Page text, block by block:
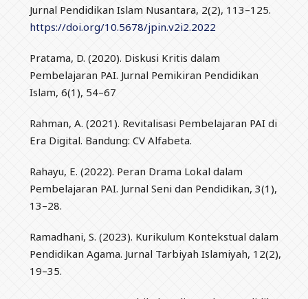
Jurnal Pendidikan Islam Nusantara, 2(2), 113–125.
https://doi.org/10.5678/jpin.v2i2.2022
Pratama, D. (2020). Diskusi Kritis dalam
Pembelajaran PAI. Jurnal Pemikiran Pendidikan
Islam, 6(1), 54–67
Rahman, A. (2021). Revitalisasi Pembelajaran PAI di
Era Digital. Bandung: CV Alfabeta.
Rahayu, E. (2022). Peran Drama Lokal dalam
Pembelajaran PAI. Jurnal Seni dan Pendidikan, 3(1),
13–28.
Ramadhani, S. (2023). Kurikulum Kontekstual dalam
Pendidikan Agama. Jurnal Tarbiyah Islamiyah, 12(2),
19–35.